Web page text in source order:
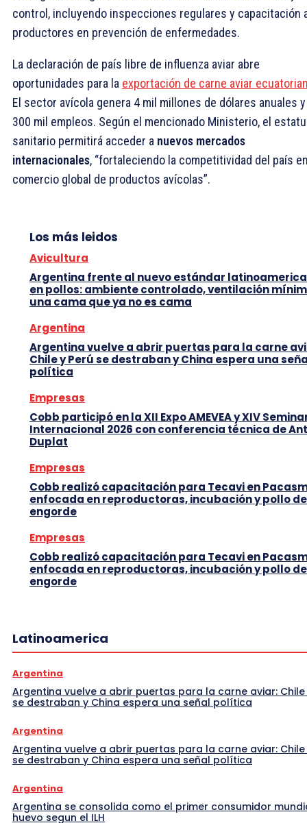
control, incluyendo inspecciones regulares y capacitación
productores en prevención de enfermedades.
La declaración de país libre de influenza aviar abre
oportunidades para la exportación de carne aviar
El sector avícola genera 4 mil millones de dólares anuales y
300 mil empleos. Según el mencionado Ministerio, el
sanitario permitirá acceder a nuevos mercados
internacionales, “fortaleciendo la competitividad del país
comercio global de productos avícolas”.
Los más leidos
Avicultura
Argentina frente al nuevo estándar
en pollos: ambiente controlado, ventilación
una cama que ya no es cama
Argentina
Argentina vuelve a abrir puertas para la carne
Chile y Perú se destraban y China espera una
política
Empresas
Cobb participó en la XII Expo AMEVEA y XIV
Internacional 2026 con conferencia técnica de
Duplat
Empresas
Cobb realizó capacitación para Tecavi en
enfocada en reproductoras, incubación y pollo de
engorde
Empresas
Cobb realizó capacitación para Tecavi en
enfocada en reproductoras, incubación y pollo de
engorde
Latinoamerica
Argentina
Argentina vuelve a abrir puertas para la carne aviar: Chile
se destraban y China espera una señal política
Argentina
Argentina vuelve a abrir puertas para la carne aviar: Chile
se destraban y China espera una señal política
Argentina
Argentina se consolida como el primer consumidor
huevo segun el ILH